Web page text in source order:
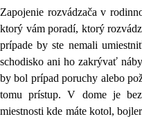
Zapojenie rozvádzača v
ktorý vám poradí, ktorý
prípade by ste nemali
schodisko ani ho zakrývať
by bol prípad poruchy alebo
tomu prístup. V dome je
miestnosti kde máte kotol,